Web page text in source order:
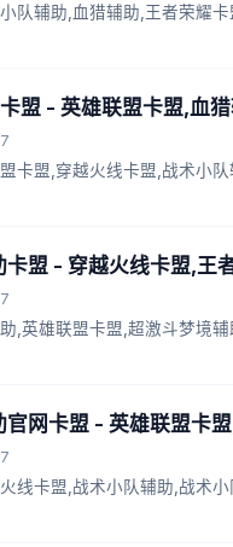
队辅助,血猎辅助,王者荣耀
盟 - 英雄联盟卡盟,血
卡盟,穿越火线卡盟,战术小
盟 - 穿越火线卡盟,王
,英雄联盟卡盟,超激斗梦境
网卡盟 - 英雄联盟卡
线卡盟,战术小队辅助,战术